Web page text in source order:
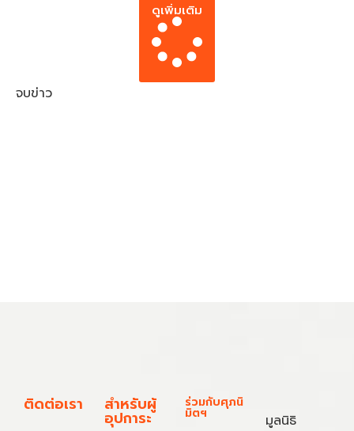
ดูเพิ่มเติม
จบข่าว
ติดต่อเรา สำหรับผู้
อุปการะ
ร่วมกับศุภนิ
มิตฯ
มูลนิธิ